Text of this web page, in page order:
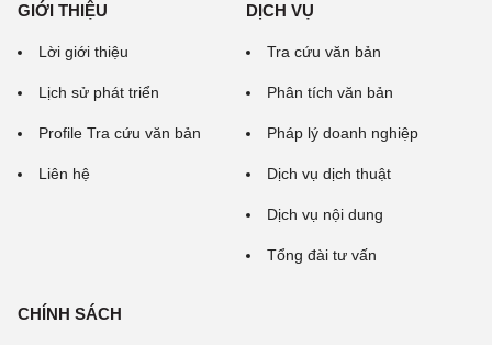
GIỚI THIỆU
Lời giới thiệu
Lịch sử phát triển
Profile Tra cứu văn bản
Liên hệ
DỊCH VỤ
Tra cứu văn bản
Phân tích văn bản
Pháp lý doanh nghiệp
Dịch vụ dịch thuật
Dịch vụ nội dung
Tổng đài tư vấn
CHÍNH SÁCH